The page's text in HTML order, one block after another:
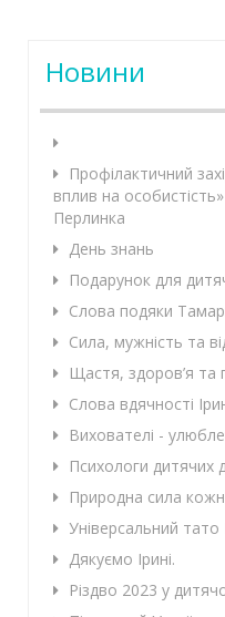
Новини
Профілактичний
вплив на
Перлинка
День знань
Подарунок для
Слова подяки
Сила, мужність та
Щастя, здоров’я та
Слова вдячності
Вихователі -
Психологи дитячих
Природна сила
Універсальний
Дякуємо Ірині.
Різдво 2023 у